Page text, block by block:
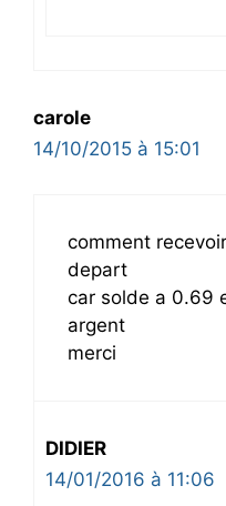
carole
14/10/2015 à 15:01
comment
depart
car solde a 0.69
argent
merci
DIDIER
14/01/2016 à 11:06